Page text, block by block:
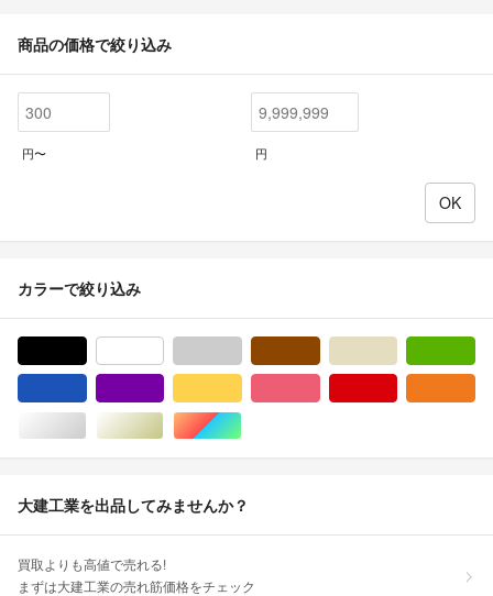
商品の価格で絞り込み
円〜 円
カラーで絞り込み
シルバー/銀色系ゴールド/金色系マルチカラー
大建工業を出品してみませんか？
買取よりも高値で売れる!
まずは大建工業の売れ筋価格をチェック